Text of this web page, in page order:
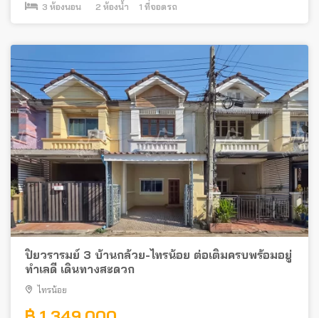
3 ห้องนอน 2 ห้องน้ำ 1 ที่จอดรถ
ปิยวรารมย์ 3 บ้านกล้วย-ไทรน้อย ต่อเติมครบพร้อมอยู่
ทำเลดี เดินทางสะดวก
ไทรน้อย